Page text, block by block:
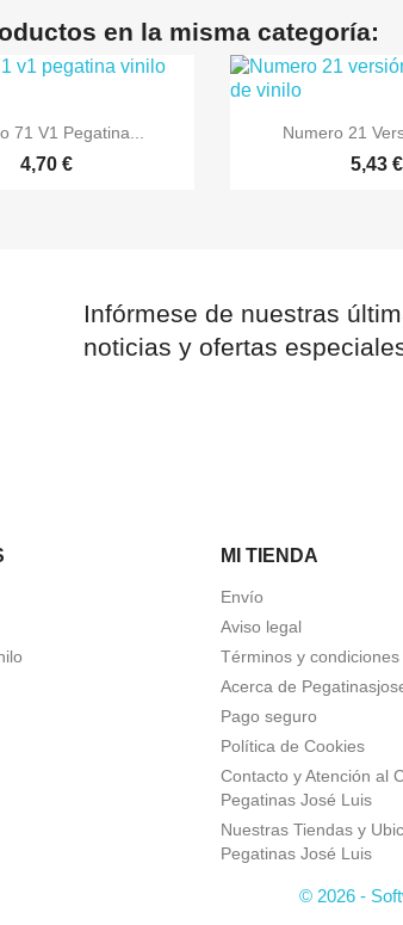
en la misma categoría:
Vista rápida
71 V1 Pegatina...
4,70 €
 Vista
Numero 21
5,43 €
Infórmese de nuestras
noticias y ofertas
MI TIENDA
Envío
Aviso legal
Términos y condiciones
Acerca de
Pago seguro
Política de Cookies
Contacto y Atención al
Pegatinas José Luis
Nuestras Tiendas y
Pegatinas José Luis
© 2026 -